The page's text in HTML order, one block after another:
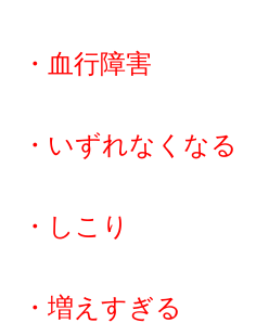
・血行障害
・いずれなくなる
・しこり
・増えすぎる